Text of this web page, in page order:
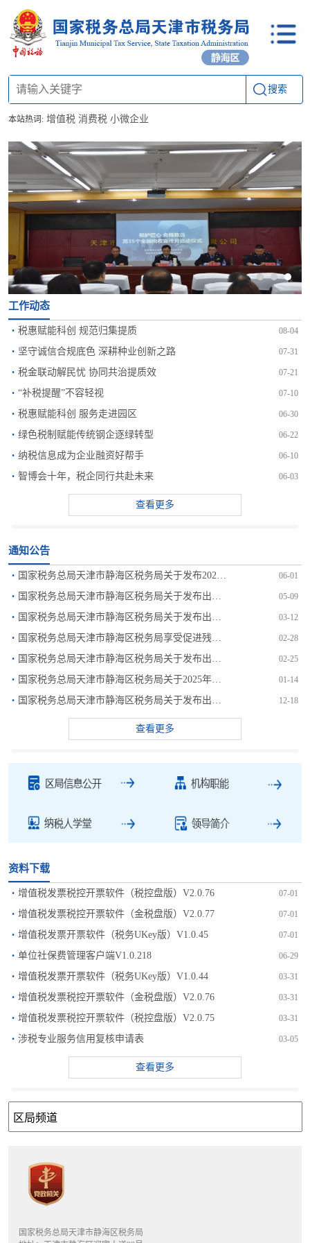
搜索
本站热词: 增值税 消费税 小微企业
工作动态
· 税惠赋能科创 规范归集提质 08-04
· 坚守诚信合规底色 深耕种业创新之路 07-31
· 税金联动解民忧 协同共治提质效 07-21
· “补税提醒”不容轻视 07-10
· 税惠赋能科创 服务走进园区 06-30
· 绿色税制赋能传统钢企逐绿转型 06-22
· 纳税信息成为企业融资好帮手 06-10
· 智博会十年，税企同行共赴未来 06-03
查看更多
通知公告
· 国家税务总局天津市静海区税务局关于发布2026年度出口退... 06-01
· 国家税务总局天津市静海区税务局关于发布出口退（免）税管理... 05-09
· 国家税务总局天津市静海区税务局关于发布出口退（免）税管理... 03-12
· 国家税务总局天津市静海区税务局享受促进残疾人就业增值税优... 02-28
· 国家税务总局天津市静海区税务局关于发布出口退（免）税管理... 02-25
· 国家税务总局天津市静海区税务局关于2025年度残疾人就业... 01-14
· 国家税务总局天津市静海区税务局关于发布出口退（免）税管理... 12-18
查看更多
资料下载
· 增值税发票税控开票软件（税控盘版）V2.0.76 07-01
· 增值税发票税控开票软件（金税盘版）V2.0.77 07-01
· 增值税发票开票软件（税务UKey版）V1.0.45 07-01
· 单位社保费管理客户端V1.0.218 06-29
· 增值税发票开票软件（税务UKey版）V1.0.44 03-31
· 增值税发票税控开票软件（金税盘版）V2.0.76 03-31
· 增值税发票税控开票软件（税控盘版）V2.0.75 03-31
· 涉税专业服务信用复核申请表 03-05
查看更多
国家税务总局天津市静海区税务局